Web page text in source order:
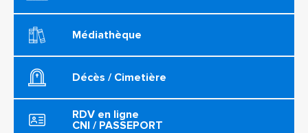
Médiathèque
Décès / Cimetière
RDV en ligne
CNI / PASSEPORT